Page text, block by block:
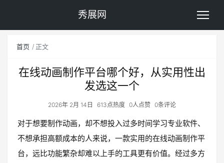
秀展网
首页 正文
在线动画制作平台哪个好，从实用性出
发选这一个
2026年 2月 14日 613点热度 0人点赞 0条评论
对于想要制作动画，却不想投入过多时间学习专业软件、
不想承担高额成本的人来说，一款实用的在线动画制作平
台，远比功能繁杂却难以上手的工具更有价值。经过多方